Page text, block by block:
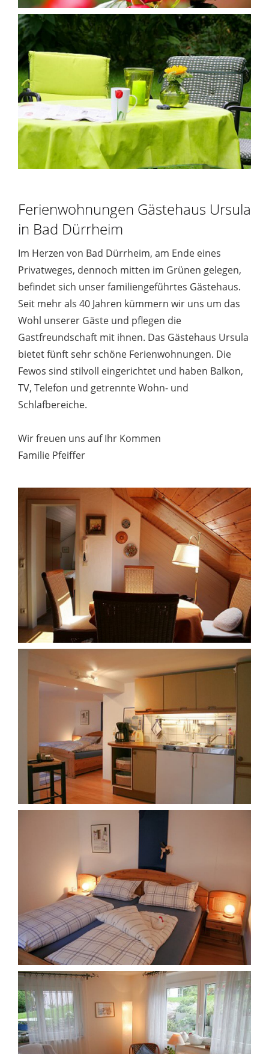
Ferienwohnungen Gästehaus Ursula
in Bad Dürrheim
Im Herzen von Bad Dürrheim, am Ende eines
Privatweges, dennoch mitten im Grünen gelegen,
befindet sich unser familiengeführtes Gästehaus.
Seit mehr als 40 Jahren kümmern wir uns um das
Wohl unserer Gäste und pflegen die
Gastfreundschaft mit ihnen. Das Gästehaus Ursula
bietet fünft sehr schöne Ferienwohnungen. Die
Fewos sind stilvoll eingerichtet und haben Balkon,
TV, Telefon und getrennte Wohn- und
Schlafbereiche.
Wir freuen uns auf Ihr Kommen
Familie Pfeiffer